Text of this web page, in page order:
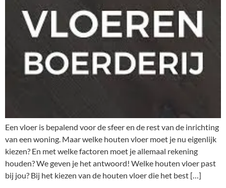
Een vloer is bepalend voor de sfeer en de rest van de inrichting
van een woning. Maar welke houten vloer moet je nu eigenlijk
kiezen? En met welke factoren moet je allemaal rekening
houden? We geven je het antwoord! Welke houten vloer past
bij jou? Bij het kiezen van de houten vloer die het best […]